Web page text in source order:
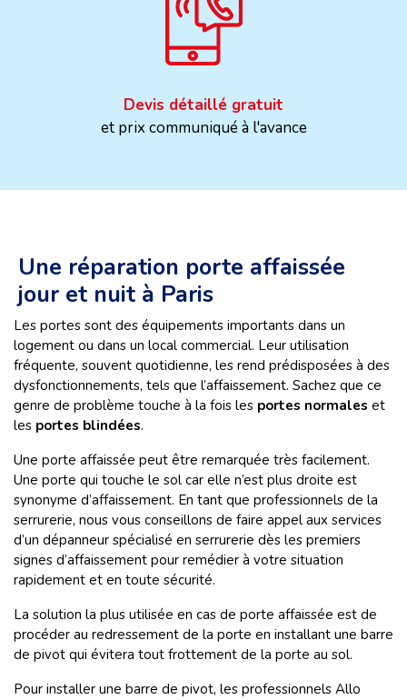
Devis détaillé gratuit
et prix communiqué à l'avance
Une réparation porte affaissée
jour et nuit à Paris
Les portes sont des équipements importants dans un
logement ou dans un local commercial. Leur utilisation
fréquente, souvent quotidienne, les rend prédisposées à des
dysfonctionnements, tels que l’affaissement. Sachez que ce
genre de problème touche à la fois les portes normales et
les portes blindées.
Une porte affaissée peut être remarquée très facilement.
Une porte qui touche le sol car elle n’est plus droite est
synonyme d’affaissement. En tant que professionnels de la
serrurerie, nous vous conseillons de faire appel aux services
d’un dépanneur spécialisé en serrurerie dès les premiers
signes d’affaissement pour remédier à votre situation
rapidement et en toute sécurité.
La solution la plus utilisée en cas de porte affaissée est de
procéder au redressement de la porte en installant une barre
de pivot qui évitera tout frottement de la porte au sol.
Pour installer une barre de pivot, les professionnels Allo